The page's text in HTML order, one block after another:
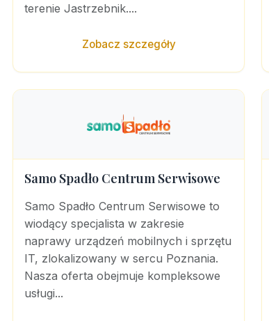
terenie Jastrzebnik....
Zobacz szczegóły
Samo Spadło Centrum Serwisowe
Samo Spadło Centrum Serwisowe to
wiodący specjalista w zakresie
naprawy urządzeń mobilnych i sprzętu
IT, zlokalizowany w sercu Poznania.
Nasza oferta obejmuje kompleksowe
usługi...